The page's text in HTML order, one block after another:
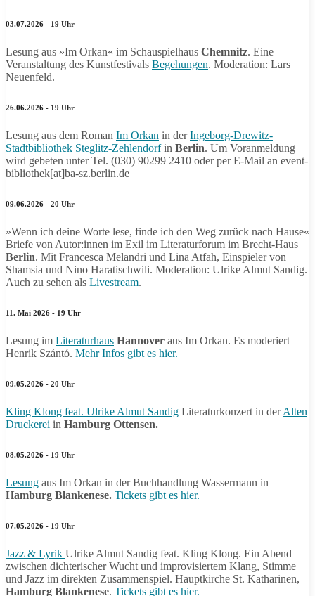
03.07.2026 - 19 Uhr
Lesung aus »Im Orkan« im Schauspielhaus Chemnitz. Eine
Veranstaltung des Kunstfestivals Begehungen. Moderation: Lars
Neuenfeld.
26.06.2026 - 19 Uhr
Lesung aus dem Roman Im Orkan in derIngeborg-Drewitz-
Stadtbibliothek Steglitz-Zehlendorfin Berlin. Um Voranmeldung
wird gebeten unter Tel. (030) 90299 2410 oder per E-Mail an event-
bibliothek[at]ba-sz.berlin.de
09.06.2026 - 20 Uhr
»Wenn ich deine Worte lese, finde ich den Weg zurück nach Hause«
Briefe von Autor:innen im Exil im Literaturforum im Brecht-Haus
Berlin. Mit Francesca Melandri und Lina Atfah, Einspieler von
Shamsia und Nino Haratischwili. Moderation: Ulrike Almut Sandig.
Auch zu sehen als Livestream.
11. Mai 2026 - 19 Uhr
Lesung im Literaturhaus Hannover aus Im Orkan. Es moderiert
Henrik Szántó. Mehr Infos gibt es hier.
09.05.2026 - 20 Uhr
Kling Klong feat. Ulrike Almut Sandig Literaturkonzert in derAlten
Druckerei in Hamburg Ottensen.
08.05.2026 - 19 Uhr
Lesung aus Im Orkan in der Buchhandlung Wassermann in
Hamburg Blankenese. Tickets gibt es hier.
07.05.2026 - 19 Uhr
Jazz & Lyrik Ulrike Almut Sandig feat. Kling Klong. Ein Abend
zwischen dichterischer Wucht und improvisiertem Klang, Stimme
und Jazz im direkten Zusammenspiel. Hauptkirche St. Katharinen,
Hamburg Blankenese. Tickets gibt es hier.